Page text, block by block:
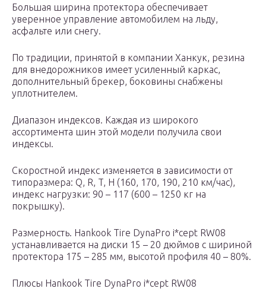
Большая ширина протектора обеспечивает
уверенное управление автомобилем на льду,
асфальте или снегу.
По традиции, принятой в компании Ханкук, резина
для внедорожников имеет усиленный каркас,
дополнительный брекер, боковины снабжены
уплотнителем.
Диапазон индексов. Каждая из широкого
ассортимента шин этой модели получила свои
индексы.
Скоростной индекс изменяется в зависимости от
типоразмера: Q, R, T, H (160, 170, 190, 210 км/час),
индекс нагрузки: 90 – 117 (600 – 1250 кг на
покрышку).
Размерность. Hankook Tire DynaPro i*cept RW08
устанавливается на диски 15 – 20 дюймов с шириной
протектора 175 – 285 мм, высотой профиля 40 – 80%.
Плюсы Hankook Tire DynaPro i*cept RW08